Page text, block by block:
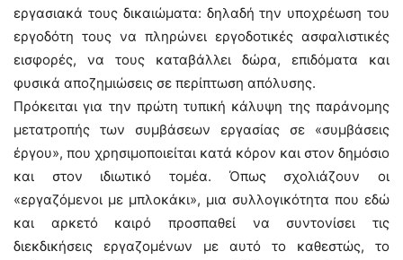
εργασιακά τους δικαιώματα: δηλαδή την υποχρέωση του
εργοδότη τους να πληρώνει εργοδοτικές ασφαλιστικές
εισφορές, να τους καταβάλλει δώρα, επιδόματα και
φυσικά αποζημιώσεις σε περίπτωση απόλυσης.
Πρόκειται για την πρώτη τυπική κάλυψη της παράνομης
μετατροπής των συμβάσεων εργασίας σε «συμβάσεις
έργου», που χρησιμοποιείται κατά κόρον και στον δημόσιο
και στον ιδιωτικό τομέα. Όπως σχολιάζουν οι
«εργαζόμενοι με μπλοκάκι», μια συλλογικότητα που εδώ
και αρκετό καιρό προσπαθεί να συντονίσει τις
διεκδικήσεις εργαζομένων με αυτό το καθεστώς, το